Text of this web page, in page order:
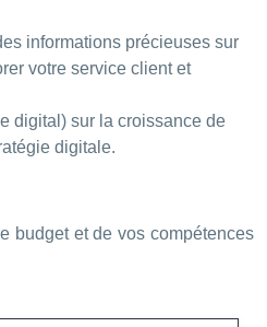
informations précieuses sur
votre service client et
digital) sur la croissance de
digitale.
budget et de vos compétences